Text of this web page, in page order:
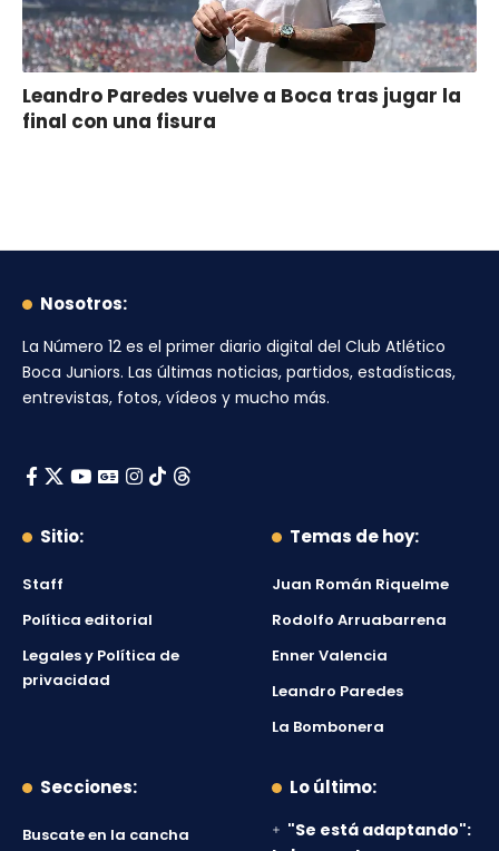
Leandro Paredes vuelve a Boca tras jugar la
final con una fisura
Nosotros:
La Número 12 es el primer diario digital del Club Atlético
Boca Juniors. Las últimas noticias, partidos, estadísticas,
entrevistas, fotos, vídeos y mucho más.
Sitio:
Staff
Política editorial
Legales y Política de
privacidad
Temas de hoy:
Juan Román Riquelme
Rodolfo Arruabarrena
Enner Valencia
Leandro Paredes
La Bombonera
Secciones:
Buscate en la cancha
Lo último:
"Se está adaptando":